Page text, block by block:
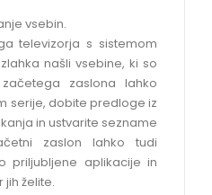
vsebin.
televizorja s sistemom
našli vsebine, ki so
zaslona lahko
serije, dobite predloge iz
in ustvarite sezname
zaslon lahko tudi
priljubljene aplikacije in
jih želite.